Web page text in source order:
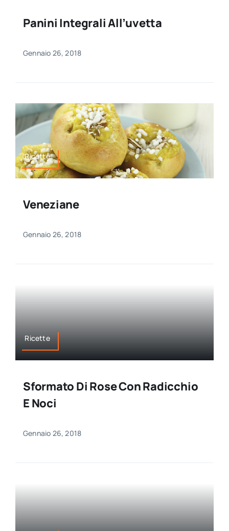
Panini Integrali All’uvetta
Gennaio 26, 2018
Ricette
Veneziane
Gennaio 26, 2018
Ricette
Sformato Di Rose Con Radicchio
E Noci
Gennaio 26, 2018